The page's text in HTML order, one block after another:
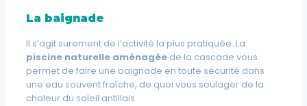
La baignade
Il s’agit surement de l’activité la plus pratiquée. La
piscine naturelle aménagéede la cascade vous
permet de faire une baignade en toute sécurité dans
une eau souvent fraîche, de quoi vous soulager de la
chaleur du soleil antillais.